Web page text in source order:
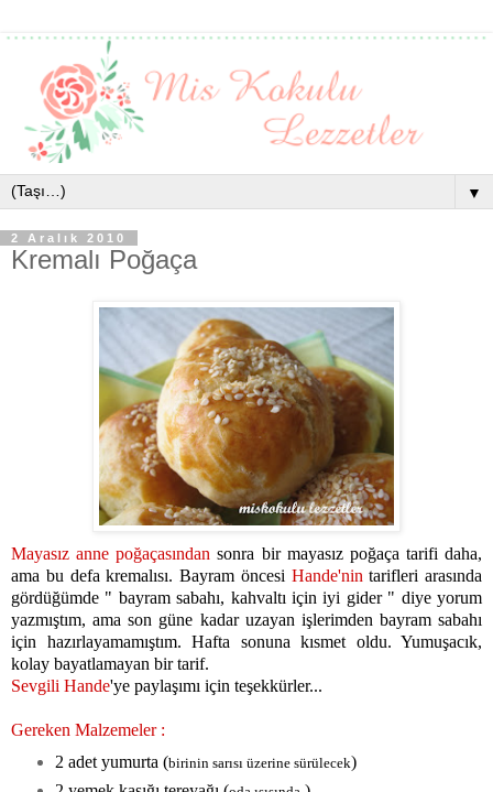
▼
2 Aralık 2010
Kremalı Poğaça
Mayasız anne poğaçasındansonra bir mayasız poğaça tarifi daha,
ama bu defa kremalısı. Bayram öncesi Hande'nin tarifleri arasında
gördüğümde " bayram sabahı, kahvaltı için iyi gider " diye yorum
yazmıştım, ama son güne kadar uzayan işlerimden bayram sabahı
için hazırlayamamıştım. Hafta sonuna kısmet oldu. Yumuşacık,
kolay bayatlamayan bir tarif.
Sevgili Hande'ye paylaşımı için teşekkürler...
Gereken Malzemeler :
2 adet yumurta (birinin sarısı üzerine sürülecek)